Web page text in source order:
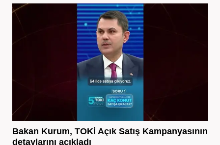
Bakan Kurum, TOKİ Açık Satış Kampanyasının
detaylarını açıkladı